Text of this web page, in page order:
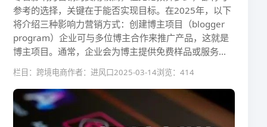
参考的选择，关键在于能否实现目标。在2025年，以下
将介绍三种影响力营销方式：创建博主项目（blogger
program）企业可与多位博主合作来推广产品，这就是
博主项目。通常，企业会为博主提供免费样品或服务...
栏目：跨境电商作者：进风口2025-03-14浏览：414